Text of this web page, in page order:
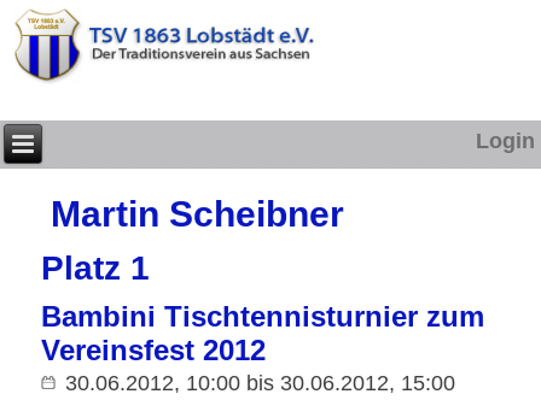
Login
Martin Scheibner
Platz 1
Bambini Tischtennisturnier zum
Vereinsfest 2012
30.06.2012, 10:00 bis 30.06.2012, 15:00